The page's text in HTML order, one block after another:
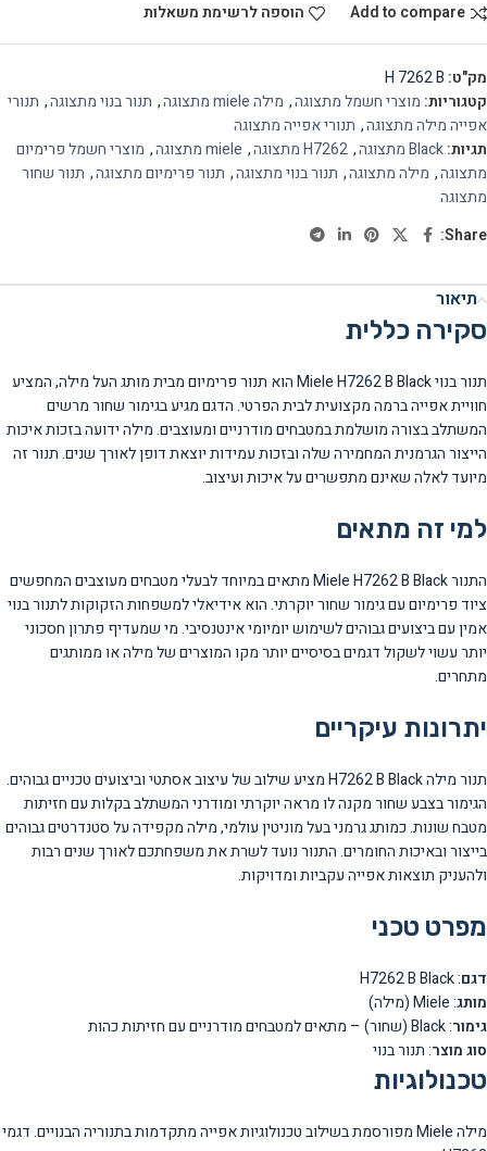
Add to compare
הוספה לרשימת משאלות
מק"ט: H 7262 B
קטגוריות: מוצרי חשמל מתצוגה, מילה miele מתצוגה , תנור בנוי מתצוגה, תנורי
אפייה מילה מתצוגה, תנורי אפייה מתצוגה
תגיות:Black מתצוגה , H7262 מתצוגה , miele מתצוגה , מוצרי חשמל פרימיום
מתצוגה, מילה מתצוגה, תנור בנוי מתצוגה, תנור פרימיום מתצוגה, תנור שחור
מתצוגה
Share:
תיאור
סקירה כללית
תנור בנוי Miele H7262 B Black הוא תנור פרימיום מבית מותג העל מילה, המציע
חוויית אפייה ברמה מקצועית לבית הפרטי. הדגם מגיע בגימור שחור מרשים
המשתלב בצורה מושלמת במטבחים מודרניים ומעוצבים. מילה ידועה בזכות איכות
הייצור הגרמנית המחמירה שלה ובזכות עמידות יוצאת דופן לאורך שנים. תנור זה
מיועד לאלה שאינם מתפשרים על איכות ועיצוב.
למי זה מתאים
התנור Miele H7262 B Black מתאים במיוחד לבעלי מטבחים מעוצבים המחפשים
ציוד פרימיום עם גימור שחור יוקרתי. הוא אידיאלי למשפחות הזקוקות לתנור בנוי
אמין עם ביצועים גבוהים לשימוש יומיומי אינטנסיבי. מי שמעדיף פתרון חסכוני
יותר עשוי לשקול דגמים בסיסיים יותר מקו המוצרים של מילה או ממותגים
מתחרים.
יתרונות עיקריים
תנור מילה H7262 B Black מציע שילוב של עיצוב אסתטי וביצועים טכניים גבוהים.
הגימור בצבע שחור מקנה לו מראה יוקרתי ומודרני המשתלב בקלות עם חזיתות
מטבח שונות. כמותג גרמני בעל מוניטין עולמי, מילה מקפידה על סטנדרטים גבוהים
בייצור ובאיכות החומרים. התנור נועד לשרת את משפחתכם לאורך שנים רבות
ולהעניק תוצאות אפייה עקביות ומדויקות.
מפרט טכני
דגם: H7262 B Black
מותג: Miele (מילה)
גימור: Black (שחור) – מתאים למטבחים מודרניים עם חזיתות כהות
סוג מוצר: תנור בנוי
טכנולוגיות
מילה Miele מפורסמת בשילוב טכנולוגיות אפייה מתקדמות בתנוריה הבנויים. דגמי